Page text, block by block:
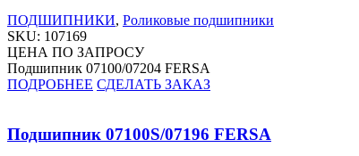
ПОДШИПНИКИ, Роликовые подшипники
SKU: 107169
ЦЕНА ПО ЗАПРОСУ
Подшипник 07100/07204 FERSA
ПОДРОБНЕЕ СДЕЛАТЬ ЗАКАЗ
Подшипник 07100S/07196 FERSA